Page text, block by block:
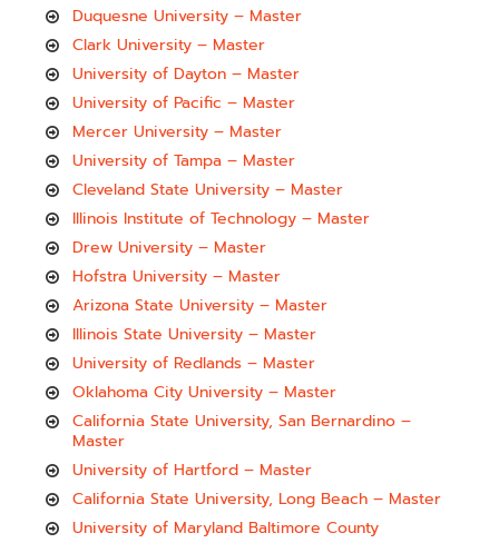
Duquesne University – Master
Clark University – Master
University of Dayton – Master
University of Pacific – Master
Mercer University – Master
University of Tampa – Master
Cleveland State University – Master
Illinois Institute of Technology – Master
Drew University – Master
Hofstra University – Master
Arizona State University – Master
Illinois State University – Master
University of Redlands – Master
Oklahoma City University – Master
California State University, San Bernardino –
Master
University of Hartford – Master
California State University, Long Beach – Master
University of Maryland Baltimore County